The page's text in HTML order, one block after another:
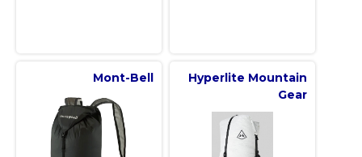
Mont-Bell
Hyperlite Mountain
Gear